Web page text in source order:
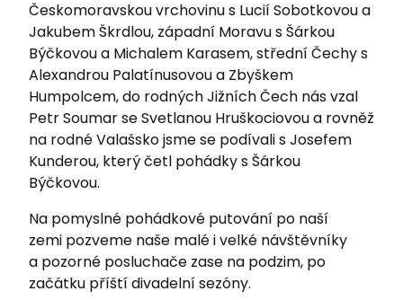
Českomoravskou vrchovinu s Lucií Sobotkovou a
Jakubem Škrdlou, západní Moravu s Šárkou
Býčkovou a Michalem Karasem, střední Čechy s
Alexandrou Palatínusovou a Zbyškem
Humpolcem, do rodných Jižních Čech nás vzal
Petr Soumar se Svetlanou Hruškociovou a rovněž
na rodné Valašsko jsme se podívali s Josefem
Kunderou, který četl pohádky s Šárkou
Býčkovou.
Na pomyslné pohádkové putování po naší
zemi pozveme naše malé i velké návštěvníky
a pozorné posluchače zase na podzim, po
začátku příští divadelní sezóny.